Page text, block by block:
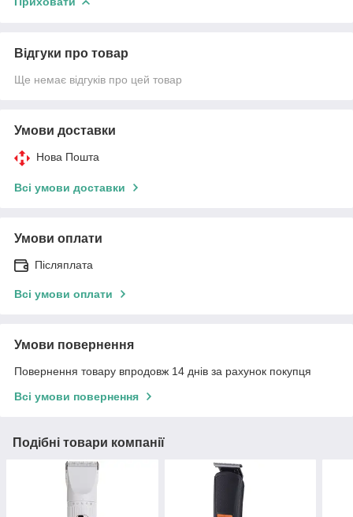
Відгуки про товар
Ще немає відгуків про цей товар
Умови доставки
Нова Пошта
Всі умови доставки
Умови оплати
Післяплата
Всі умови оплати
Умови повернення
Повернення товару впродовж 14 днів за рахунок покупця
Всі умови повернення
Подібні товари компанії